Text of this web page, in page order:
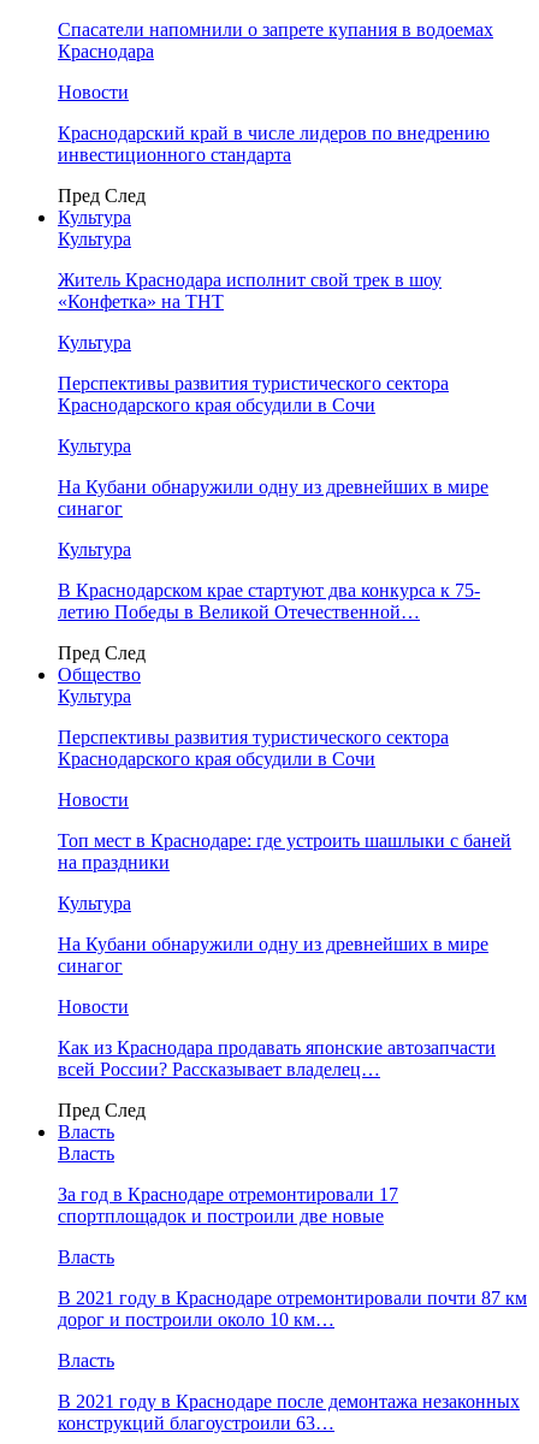
Спасатели напомнили о запрете купания в водоемах
Краснодара
Новости
Краснодарский край в числе лидеров по внедрению
инвестиционного стандарта
Пред След
Культура
Культура
Житель Краснодара исполнит свой трек в шоу
«Конфетка» на ТНТ
Культура
Перспективы развития туристического сектора
Краснодарского края обсудили в Сочи
Культура
На Кубани обнаружили одну из древнейших в мире
синагог
Культура
В Краснодарском крае стартуют два конкурса к 75-
летию Победы в Великой Отечественной…
Пред След
Общество
Культура
Перспективы развития туристического сектора
Краснодарского края обсудили в Сочи
Новости
Топ мест в Краснодаре: где устроить шашлыки с баней
на праздники
Культура
На Кубани обнаружили одну из древнейших в мире
синагог
Новости
Как из Краснодара продавать японские автозапчасти
всей России? Рассказывает владелец…
Пред След
Власть
Власть
За год в Краснодаре отремонтировали 17
спортплощадок и построили две новые
Власть
В 2021 году в Краснодаре отремонтировали почти 87 км
дорог и построили около 10 км…
Власть
В 2021 году в Краснодаре после демонтажа незаконных
конструкций благоустроили 63…